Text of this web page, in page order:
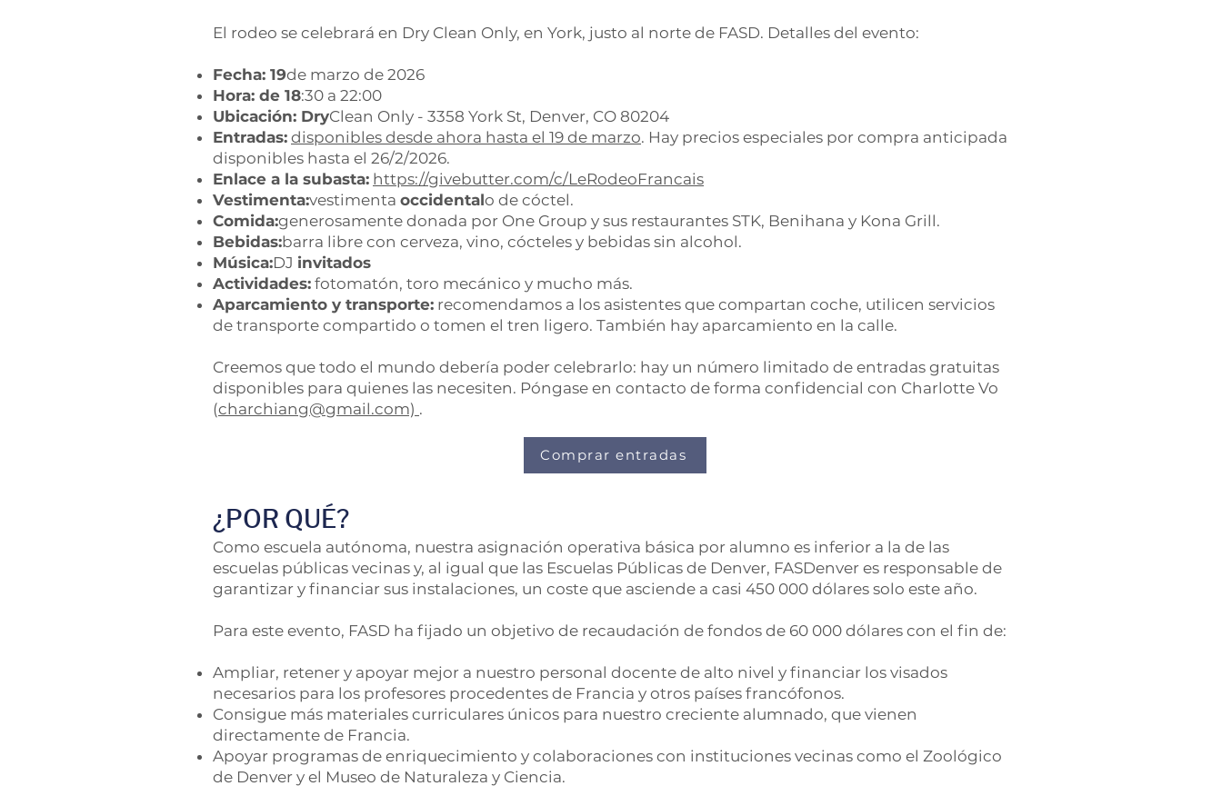
El rodeo se celebrará en Dry Clean Only, en York, justo al norte de FASD. Detalles del evento:
Fecha: 19de marzo de 2026
Hora: de 18:30 a 22:00
Ubicación: DryClean Only - 3358 York St, Denver, CO 80204
Entradas: disponibles desde ahora hasta el 19 de marzo. Hay precios especiales por compra anticipada
disponibles hasta el 26/2/2026.
Enlace a la subasta: https://givebutter.com/c/LeRodeoFrancais
Vestimenta:vestimenta occidentalo de cóctel.
Comida:generosamente donada por One Group y sus restaurantes STK, Benihana y Kona Grill.
Bebidas:barra libre con cerveza, vino, cócteles y bebidas sin alcohol.
Música:DJ invitados
Actividades: fotomatón, toro mecánico y mucho más.
Aparcamiento y transporte: recomendamos a los asistentes que compartan coche, utilicen servicios
de transporte compartido o tomen el tren ligero. También hay aparcamiento en la calle.
Creemos que todo el mundo debería poder celebrarlo: hay un número limitado de entradas gratuitas
disponibles para quienes las necesiten. Póngase en contacto de forma confidencial con Charlotte Vo
(charchiang@gmail.com) .
¿POR QUÉ?
Como escuela autónoma, nuestra asignación operativa básica por alumno es inferior a la de las
escuelas públicas vecinas y, al igual que las Escuelas Públicas de Denver, FASDenver es responsable de
garantizar y financiar sus instalaciones, un coste que asciende a casi 450 000 dólares solo este año.
Para este evento, FASD ha fijado un objetivo de recaudación de fondos de 60 000 dólares con el fin de:
Ampliar, retener y apoyar mejor a nuestro personal docente de alto nivel y financiar los visados
necesarios para los profesores procedentes de Francia y otros países francófonos.
Consigue más materiales curriculares únicos para nuestro creciente alumnado, que vienen
directamente de Francia.
Apoyar programas de enriquecimiento y colaboraciones con instituciones vecinas como el Zoológico
de Denver y el Museo de Naturaleza y Ciencia.
Comprar entradas